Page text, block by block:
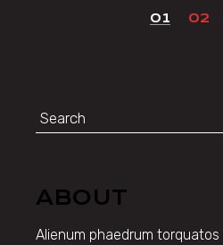
POSTS
01 02
Search
for:
ABOUT
Alienum phaedrum